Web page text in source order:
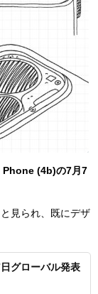
(4b)の7月7
見られ、既にデザ
グローバル発表